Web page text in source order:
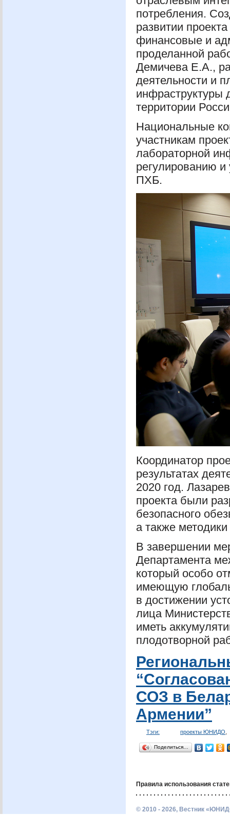
потребления.
развитии проекта
финансовые и
проделанной
Демичева Е.А.,
деятельности и
инфраструктуры
территории
Национальные
участникам
лабораторной
регулированию и
ПХБ.
Координатор
результатах
2020 год.
проекта были
безопасного
а также
В завершении
Департамента
который особо
имеющую
в достижении
лица
иметь
плодотворной
СОЗ в
Армении”
Тэги: проекты ЮНИДО
Поделиться…
Правила использования
© 2010 - 2026, Вестник